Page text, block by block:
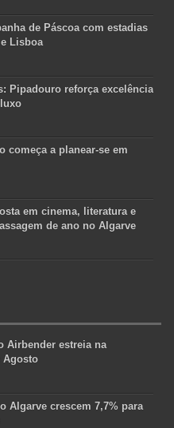
de Páscoa com estadias
Lisboa
Pipadouro reforça excelência
começa a planear-se em
em cinema, literatura e
de ano no Algarve
Airbender estreia na
Agosto
Algarve crescem 7,7% para